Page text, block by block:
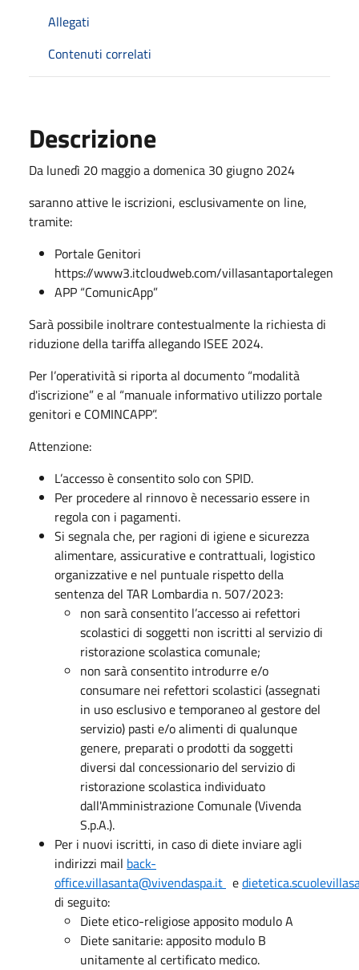
Allegati
Contenuti correlati
Descrizione
Da lunedì 20 maggio a domenica 30 giugno 2024
saranno attive le iscrizioni, esclusivamente on line,
tramite:
Portale Genitori
https://www3.itcloudweb.com/villasantaportalegen
APP “ComunicApp”
Sarà possibile inoltrare contestualmente la richiesta di
riduzione della tariffa allegando ISEE 2024.
Per l’operatività si riporta al documento “modalità
d'iscrizione” e al “manuale informativo utilizzo portale
genitori e COMINCAPP”.
Attenzione:
L’accesso è consentito solo con SPID.
Per procedere al rinnovo è necessario essere in
regola con i pagamenti.
Si segnala che, per ragioni di igiene e sicurezza
alimentare, assicurative e contrattuali, logistico
organizzative e nel puntuale rispetto della
sentenza del TAR Lombardia n. 507/2023:
non sarà consentito l’accesso ai refettori
scolastici di soggetti non iscritti al servizio di
ristorazione scolastica comunale;
non sarà consentito introdurre e/o
consumare nei refettori scolastici (assegnati
in uso esclusivo e temporaneo al gestore del
servizio) pasti e/o alimenti di qualunque
genere, preparati o prodotti da soggetti
diversi dal concessionario del servizio di
ristorazione scolastica individuato
dall'Amministrazione Comunale (Vivenda
S.p.A.).
Per i nuovi iscritti, in caso di diete inviare agli
indirizzi mail back-
office.villasanta@vivendaspa.it e
di seguito:
Diete etico-religiose apposito modulo A
Diete sanitarie: apposito modulo B
unitamente al certificato medico.